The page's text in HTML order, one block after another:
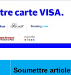
Soumettre article